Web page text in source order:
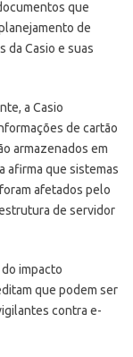
que
de
da Casio e suas
a Casio
de cartão
armazenados em
afirma que sistemas
afetados pelo
de servidor
impacto
que podem ser
contra e-